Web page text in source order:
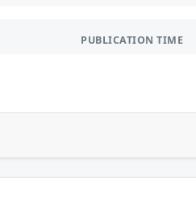
PUBLICATION TIME